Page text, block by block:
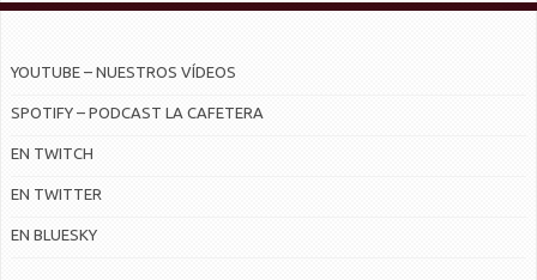
YOUTUBE – NUESTROS VÍDEOS
SPOTIFY – PODCAST LA CAFETERA
EN TWITCH
EN TWITTER
EN BLUESKY